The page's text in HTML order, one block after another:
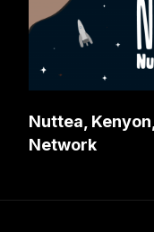
Nuttea,
Network